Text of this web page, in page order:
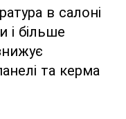
в салоні
і більше
та керма